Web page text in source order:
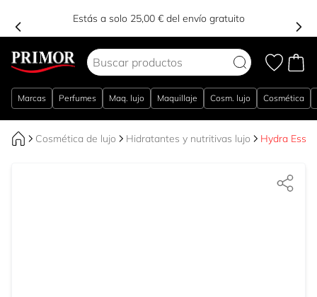
Estás a solo 25,00 € del envío gratuito
Marcas Perfumes Maq. lujo Maquillaje Cosm. lujo Cosmética
Cosmética de lujo Hidratantes y nutritivas lujo Hydra